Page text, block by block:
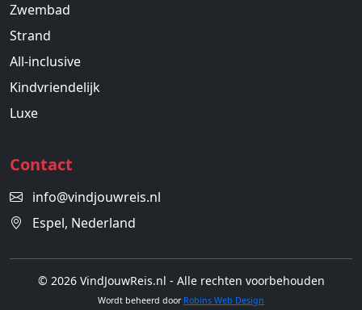
Zwembad
Strand
All-inclusive
Kindvriendelijk
Luxe
Contact
info@vindjouwreis.nl
Espel, Nederland
© 2026 VindJouwReis.nl - Alle rechten voorbehouden
Wordt beheerd door Robins Web Design